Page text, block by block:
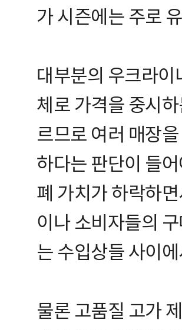
가 시즌에는 주로
대부분의 우크라이
체로 가격을 중시
르므로 여러 매장
하다는 판단이 들
폐 가치가 하락하
이나 소비자들의
는 수입상들 사이
물론 고품질 고가